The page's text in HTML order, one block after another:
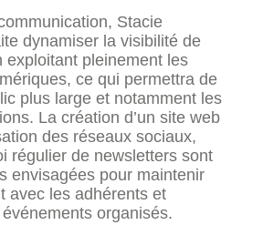
Stacie
dynamiser la visibilité de
exploitant pleinement les
ce qui permettra de
plus large et notamment les
La création d’un site web
des réseaux sociaux,
régulier de newsletters sont
envisagées pour maintenir
avec les adhérents et
organisés.